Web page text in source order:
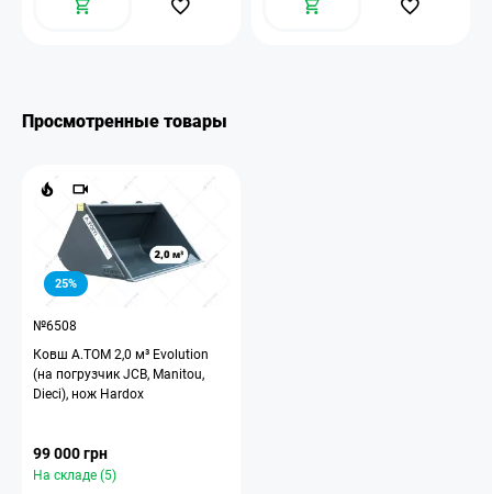
Просмотренные товары
25%
№6508
Ковш A.TOM 2,0 м³ Evolution
(на погрузчик JCB, Manitou,
Dieci), нож Hardox
99 000 грн
На складе (5)